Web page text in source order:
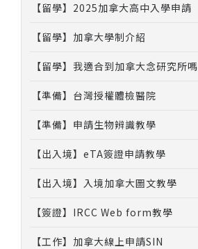
【留學】2025加拿大高中入學申請
【留學】加拿大學制介紹
【留學】我適合到加拿大念研究所嗎
【準備】台灣授權體檢醫院
【準備】申請生物辨識教學
【出入境】eTA簽證申請教學
【出入境】入境加拿大圖文教學
【簽證】IRCC Web form教學
【工作】加拿大線上申請SIN